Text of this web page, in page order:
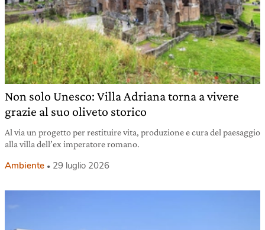
Non solo Unesco: Villa Adriana torna a vivere
grazie al suo oliveto storico
Al via un progetto per restituire vita, produzione e cura del paesaggio
alla villa dell’ex imperatore romano.
Ambiente 29 luglio 2026